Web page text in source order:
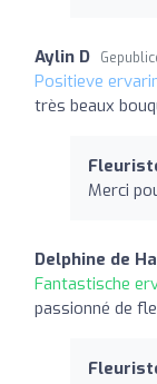
Aylin D
Positieve
très beaux
Merci
Delphine de
Fantastische
passionné de